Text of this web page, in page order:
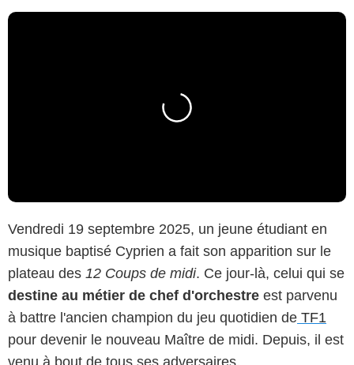
Vendredi 19 septembre 2025, un jeune étudiant en
musique baptisé Cyprien a fait son apparition sur le
plateau des 12 Coups de midi. Ce jour-là, celui qui se
destine au métier de chef d'orchestre est parvenu
à battre l'ancien champion du jeu quotidien de TF1
pour devenir le nouveau Maître de midi. Depuis, il est
venu à bout de tous ses adversaires.